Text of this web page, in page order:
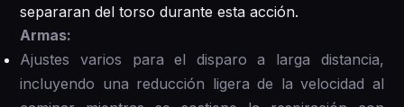
separaran del torso durante esta acción.
Armas:
Ajustes varios para el disparo a larga distancia,
incluyendo una reducción ligera de la velocidad al